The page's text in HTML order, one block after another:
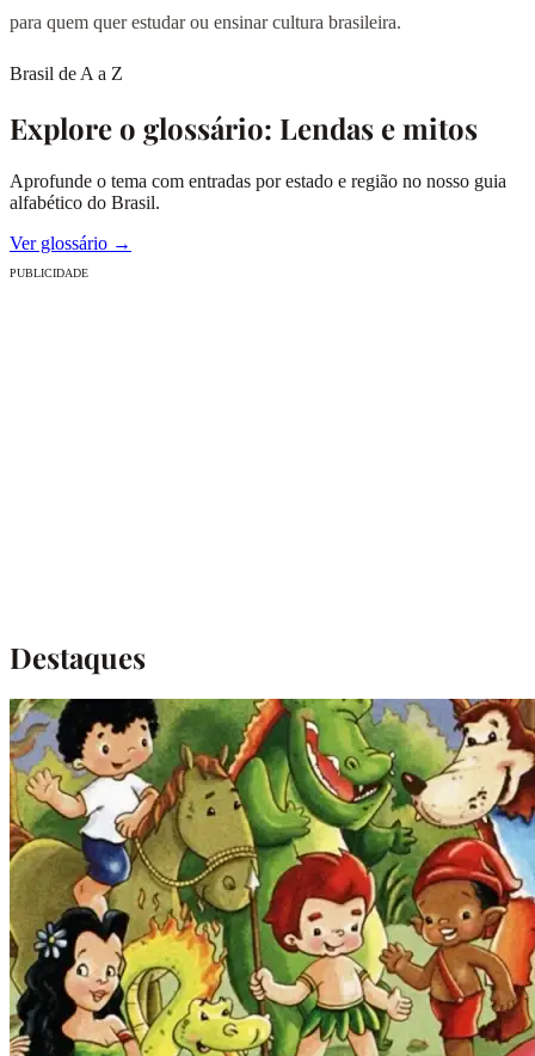
para quem quer estudar ou ensinar cultura brasileira.
Brasil de A a Z
Explore o glossário: Lendas e mitos
Aprofunde o tema com entradas por estado e região no nosso guia
alfabético do Brasil.
Ver glossário →
PUBLICIDADE
Destaques